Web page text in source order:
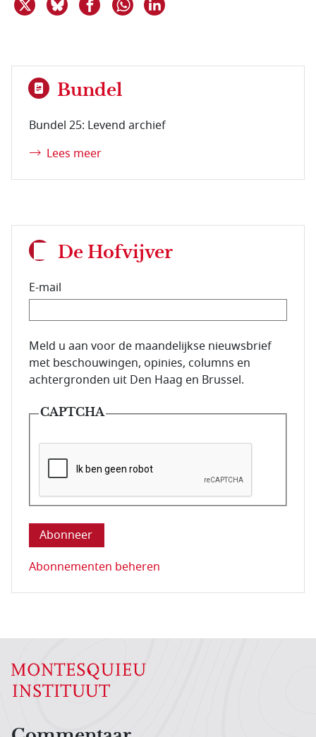
Bundel
Bundel 25: Levend archief
Lees meer
De Hofvijver
E-mail
E-mailadres van de abonnee.
Meld u aan voor de maandelijkse nieuwsbrief
met beschouwingen, opinies, columns en
achtergronden uit Den Haag en Brussel.
CAPTCHA
Deze vraag is om te controleren dat u een mens
Abonnementen beheren